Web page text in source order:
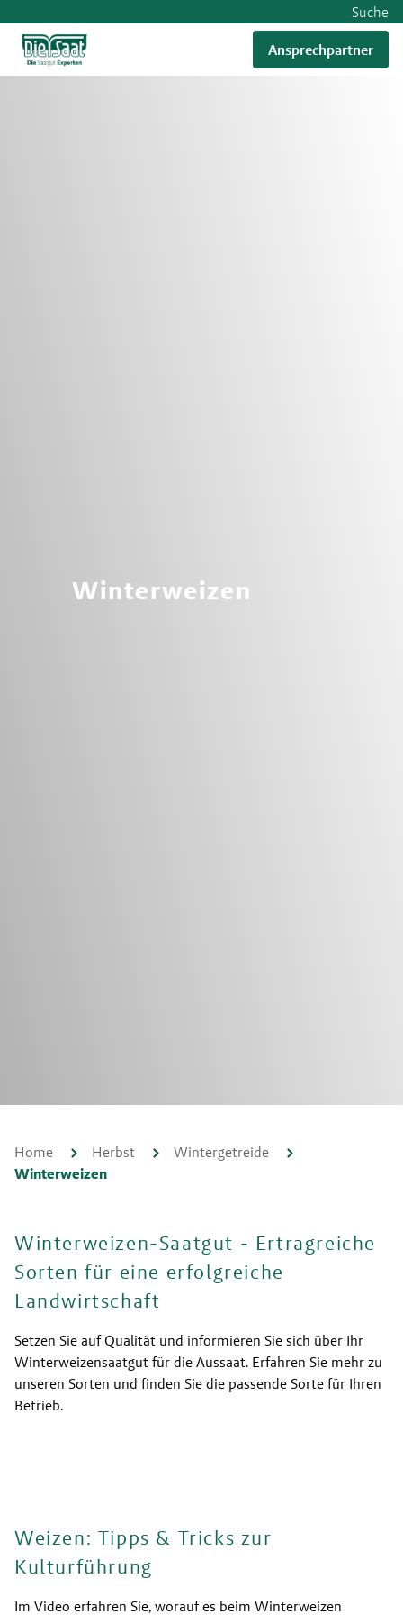
Suche
Ansprechpartner
Winterweizen
Home Herbst Wintergetreide
Winterweizen
Winterweizen-Saatgut - Ertragreiche
Sorten für eine erfolgreiche
Landwirtschaft
Setzen Sie auf Qualität und informieren Sie sich über Ihr
Winterweizensaatgut für die Aussaat. Erfahren Sie mehr zu
unseren Sorten und finden Sie die passende Sorte für Ihren
Betrieb.
Weizen: Tipps & Tricks zur
Kulturführung
Im Video erfahren Sie, worauf es beim Winterweizen